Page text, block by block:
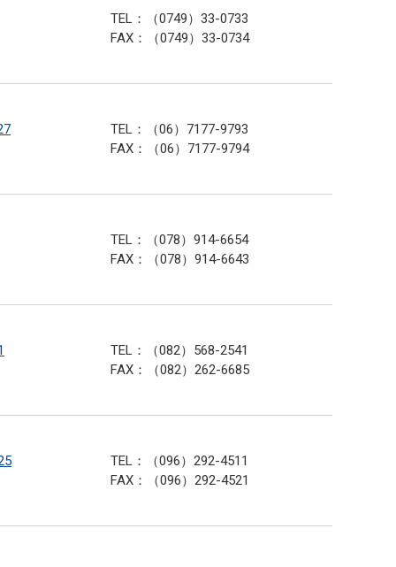
TEL：（0749）33-0733
FAX：（0749）33-0734
TEL：（06）7177-9793
FAX：（06）7177-9794
TEL：（078）914-6654
FAX：（078）914-6643
TEL：（082）568-2541
FAX：（082）262-6685
TEL：（096）292-4511
FAX：（096）292-4521